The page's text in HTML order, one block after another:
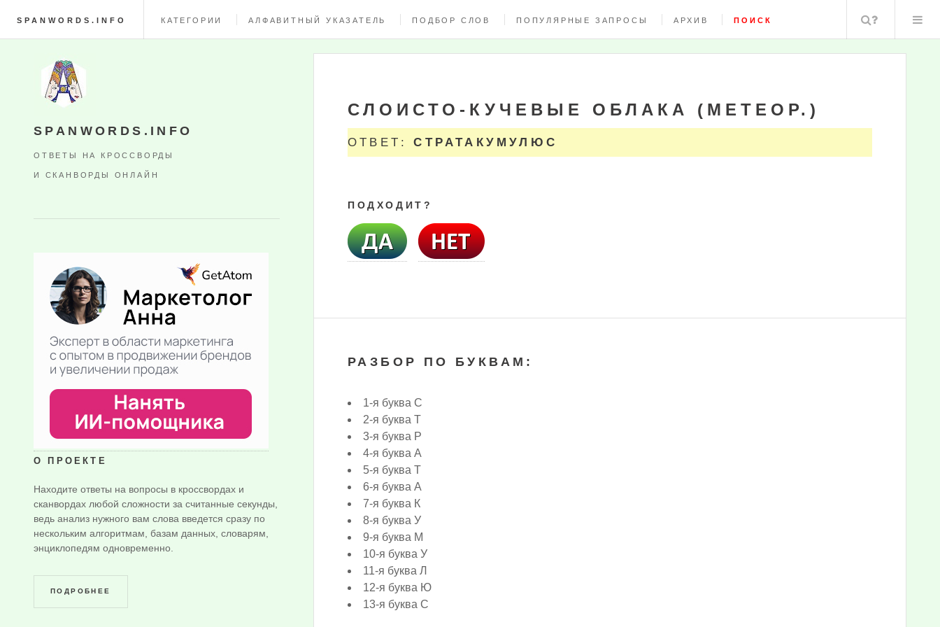
SPANWORDS.INFO КАТЕГОРИИ АЛФАВИТНЫЙ УКАЗАТЕЛЬ ПОДБОР СЛОВ ПОПУЛЯРНЫЕ ЗАПРОСЫ АРХИВ ПОИСК Поиск
СЛОИСТО-КУЧЕВЫЕ ОБЛАКА (МЕТЕОР.)
ОТВЕТ:СТРАТАКУМУЛЮС
ПОДХОДИТ?
РАЗБОР ПО БУКВАМ:
1-я буква С
2-я буква Т
3-я буква Р
4-я буква А
5-я буква Т
6-я буква А
7-я буква К
8-я буква У
9-я буква М
10-я буква У
11-я буква Л
12-я буква Ю
13-я буква С
SPANWORDS.INFO
ОТВЕТЫ НА КРОССВОРДЫ
И СКАНВОРДЫ ОНЛАЙН
О ПРОЕКТЕ
Находите ответы на вопросы в кроссвордах и
сканвордах любой сложности за считанные секунды,
ведь анализ нужного вам слова введется сразу по
нескольким алгоритмам, базам данных, словарям,
энциклопедям одновременно.
ПОДРОБНЕЕ